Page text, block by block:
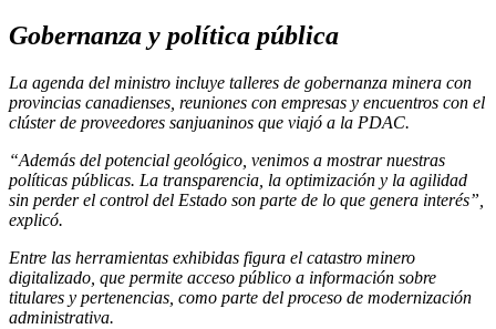
Gobernanza y política pública
La agenda del ministro incluye talleres de gobernanza minera con
provincias canadienses, reuniones con empresas y encuentros con el
clúster de proveedores sanjuaninos que viajó a la PDAC.
“Además del potencial geológico, venimos a mostrar nuestras
políticas públicas. La transparencia, la optimización y la agilidad
sin perder el control del Estado son parte de lo que genera interés”,
explicó.
Entre las herramientas exhibidas figura el catastro minero
digitalizado, que permite acceso público a información sobre
titulares y pertenencias, como parte del proceso de modernización
administrativa.